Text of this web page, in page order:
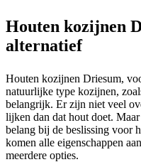
Houten kozijnen
alternatief
Houten kozijnen Driesum,
natuurlijke type kozijnen,
belangrijk. Er zijn niet veel
lijken dan dat hout doet.
belang bij de beslissing voor
komen alle eigenschappen
meerdere opties.